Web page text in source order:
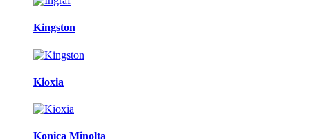
Kingston
Kioxia
Konica Minolta